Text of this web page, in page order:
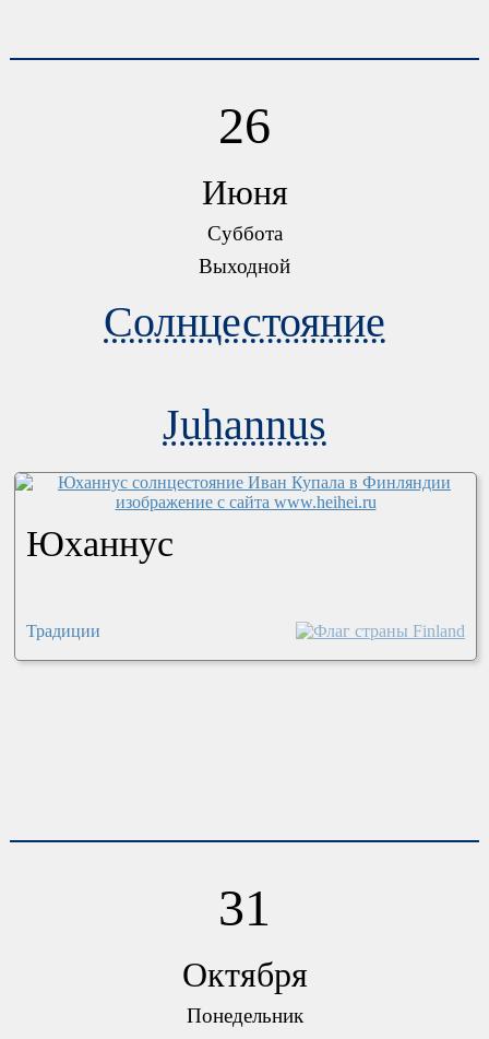
26
Июня
Суббота
Выходной
Солнцестояние
Juhannus
Юханнус
Традиции
31
Октября
Понедельник